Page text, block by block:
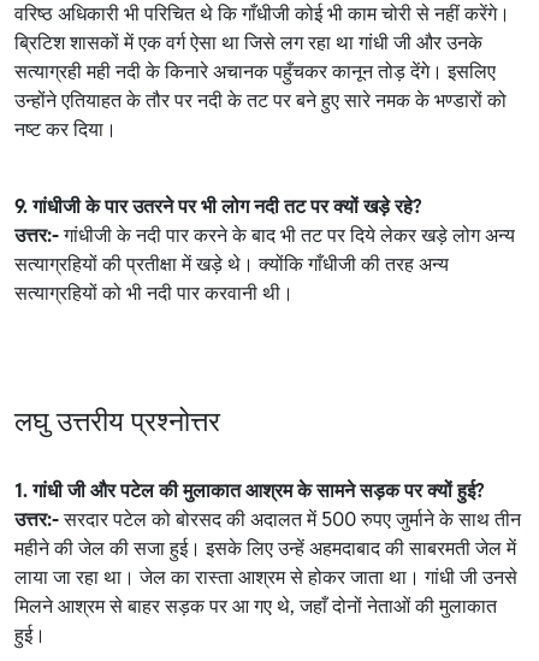
वरिष्ठ अधिकारी भी परिचित थे कि गाँधीजी कोई भी काम चोरी से नहीं करेंगे।
ब्रिटिश शासकों में एक वर्ग ऐसा था जिसे लग रहा था गांधी जी और उनके
सत्याग्रही मही नदी के किनारे अचानक पहुँचकर कानून तोड़ देंगे। इसलिए
उन्होंने एतियाहत के तौर पर नदी के तट पर बने हुए सारे नमक के भण्डारों को
नष्ट कर दिया।
9. गांधीजी के पार उतरने पर भी लोग नदी तट पर क्यों खड़े रहे?
उत्तर:-गांधीजी के नदी पार करने के बाद भी तट पर दिये लेकर खड़े लोग अन्य
सत्याग्रहियों की प्रतीक्षा में खड़े थे। क्योंकि गाँधीजी की तरह अन्य
सत्याग्रहियों को भी नदी पार करवानी थी।
लघु उत्तरीय प्रश्नोत्तर
1. गांधी जी और पटेल की मुलाकात आश्रम के सामने सड़क पर क्यों हुई?
उत्तर:-सरदार पटेल को बोरसद की अदालत में 500 रुपए जुर्माने के साथ तीन
महीने की जेल की सजा हुई। इसके लिए उन्हें अहमदाबाद की साबरमती जेल में
लाया जा रहा था। जेल का रास्ता आश्रम से होकर जाता था। गांधी जी उनसे
मिलने आश्रम से बाहर सड़क पर आ गए थे, जहाँ दोनों नेताओं की मुलाकात
हुई।